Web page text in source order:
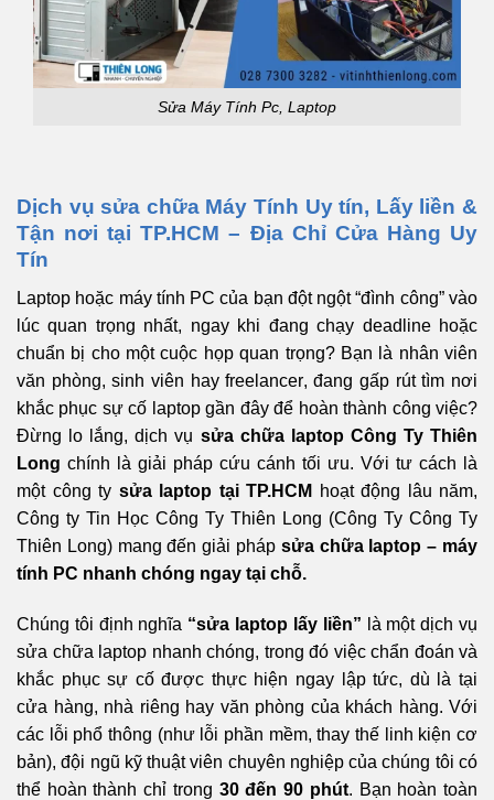
Sửa Máy Tính Pc, Laptop
Dịch vụ sửa chữa Máy Tính Uy tín, Lấy liền &
Tận nơi tại TP.HCM – Địa Chỉ Cửa Hàng Uy
Tín
Laptop hoặc máy tính PC của bạn đột ngột “đình công” vào
lúc quan trọng nhất, ngay khi đang chạy deadline hoặc
chuẩn bị cho một cuộc họp quan trọng? Bạn là nhân viên
văn phòng, sinh viên hay freelancer, đang gấp rút tìm nơi
khắc phục sự cố laptop gần đây để hoàn thành công việc?
Đừng lo lắng, dịch vụ sửa chữa laptop Công Ty Thiên
Long chính là giải pháp cứu cánh tối ưu. Với tư cách là
một công ty sửa laptop tại TP.HCM
hoạt động lâu năm,
Công ty Tin Học Công Ty Thiên Long (Công Ty Công Ty
Thiên Long) mang đến giải pháp sửa chữa laptop – máy
tính PC nhanh chóng ngay tại chỗ.
Chúng tôi định nghĩa “sửa laptop lấy liền” là một dịch vụ
sửa chữa laptop nhanh chóng, trong đó việc chẩn đoán và
khắc phục sự cố được thực hiện ngay lập tức, dù là tại
cửa hàng, nhà riêng hay văn phòng của khách hàng. Với
các lỗi phổ thông (như lỗi phần mềm, thay thế linh kiện cơ
bản), đội ngũ kỹ thuật viên chuyên nghiệp của chúng tôi có
thể hoàn thành chỉ trong 30 đến 90 phút. Bạn hoàn toàn